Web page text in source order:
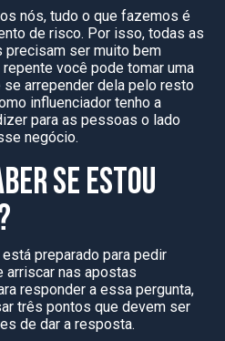
nós, tudo o que fazemos é
de risco. Por isso, todas as
precisam ser muito bem
você pode tomar uma
se arrepender dela pelo resto
influenciador tenho a
para as pessoas o lado
negócio.
SE ESTOU
preparado para pedir
arriscar nas apostas
responder a essa pergunta,
três pontos que devem ser
de dar a resposta.